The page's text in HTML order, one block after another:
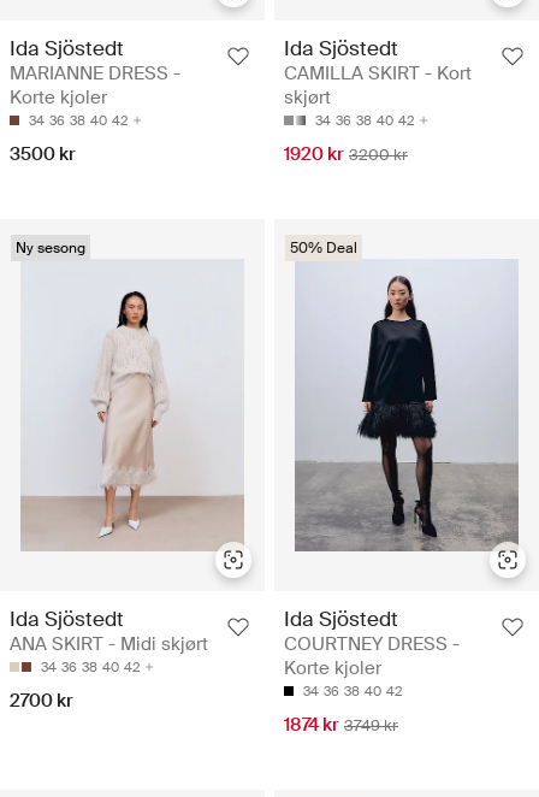
Ida Sjöstedt
MARIANNE DRESS -
Korte kjoler
34 36 38 40 42
3500 kr
Ida Sjöstedt
CAMILLA SKIRT - Kort
skjørt
34 36 38 40 42
1920 kr 3200 kr
Ny sesong
Ida Sjöstedt
ANA SKIRT - Midi skjørt
34 36 38 40 42
2700 kr
50% Deal
Ida Sjöstedt
COURTNEY DRESS -
Korte kjoler
34 36 38 40 42
1874 kr 3749 kr